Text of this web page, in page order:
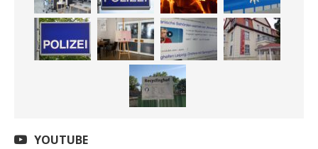
YOUTUBE